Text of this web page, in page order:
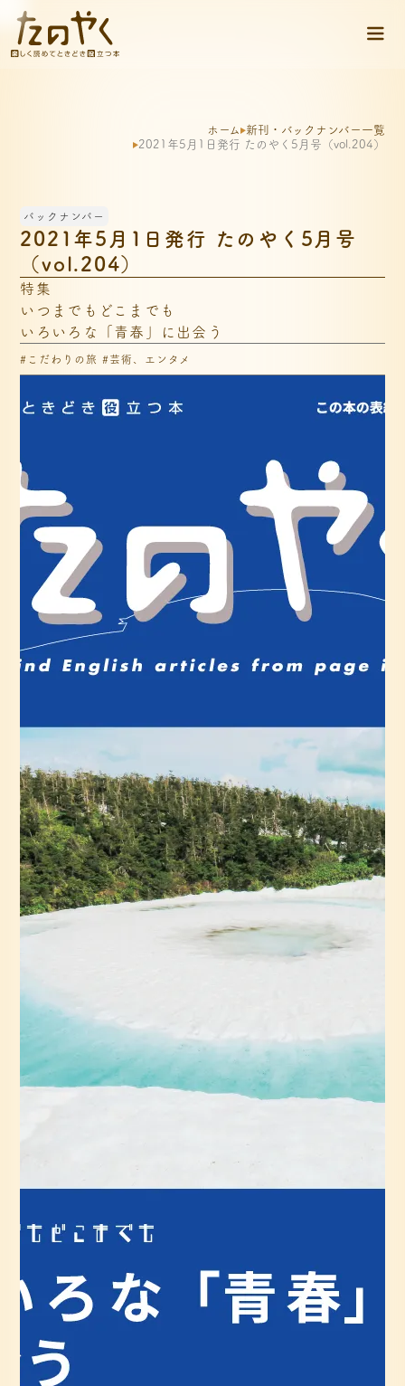
ホーム 新刊・バックナンバー一覧
2021年5月1日発行 たのやく5月号（vol.204）
バックナンバー
2021年5月1日発行 たのやく5月号
（vol.204）
特集
いつまでもどこまでも
いろいろな「青春」に出会う
#こだわりの旅 #芸術、エンタメ